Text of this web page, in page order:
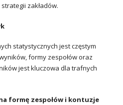
zakładów.
statystycznych jest częstym
formy zespołów oraz
jest kluczowa dla trafnych
formę zespołów i kontuzje